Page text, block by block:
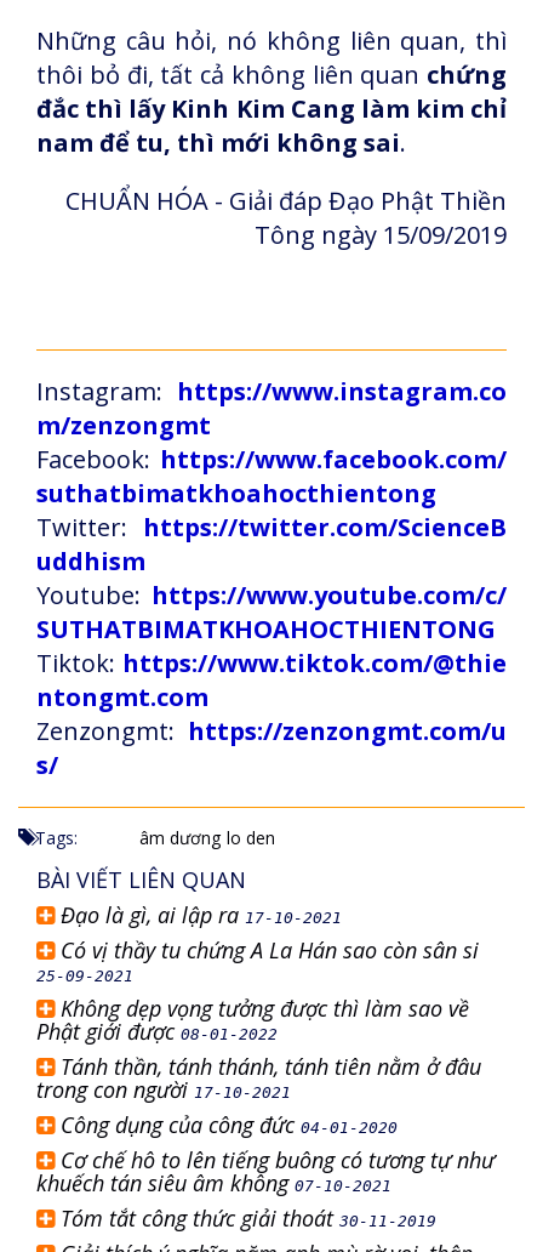
Những câu hỏi, nó không liên quan, thì
thôi bỏ đi, tất cả không liên quan chứng
đắc thì lấy Kinh Kim Cang làm kim chỉ
nam để tu, thì mới không sai.
CHUẨN HÓA - Giải đáp Đạo Phật Thiền
Tông ngày 15/09/2019
Instagram: https://www.instagram.co
m/zenzongmt
Facebook: https://www.facebook.com/
suthatbimatkhoahocthientong
Twitter: https://twitter.com/ScienceB
uddhism
Youtube: https://www.youtube.com/c/
SUTHATBIMATKHOAHOCTHIENTONG
Tiktok: https://www.tiktok.com/@thie
ntongmt.com
Zenzongmt: https://zenzongmt.com/u
s/
Tags: âm dương lo den
BÀI VIẾT LIÊN QUAN
Đạo là gì, ai lập ra 17-10-2021
Có vị thầy tu chứng A La Hán sao còn sân si
25-09-2021
Không dẹp vọng tưởng được thì làm sao về
Phật giới được 08-01-2022
Tánh thần, tánh thánh, tánh tiên nằm ở đâu
trong con người 17-10-2021
Công dụng của công đức 04-01-2020
Cơ chế hô to lên tiếng buông có tương tự như
khuếch tán siêu âm không 07-10-2021
Tóm tắt công thức giải thoát 30-11-2019